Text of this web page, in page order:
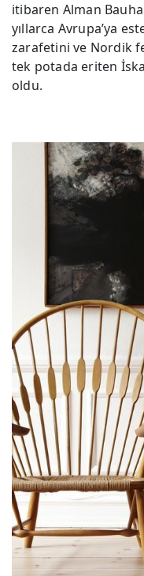
itibaren Alman
yıllarca Avrupa’ya
zarafetini ve Nordik
tek potada eriten
oldu.